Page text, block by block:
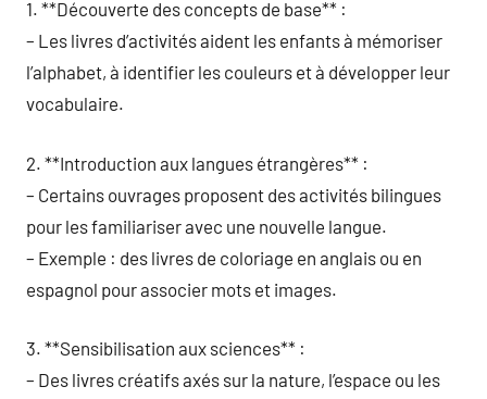
1. **Découverte des concepts de base** :
– Les livres d’activités aident les enfants à mémoriser
l’alphabet, à identifier les couleurs et à développer leur
vocabulaire.
2. **Introduction aux langues étrangères** :
– Certains ouvrages proposent des activités bilingues
pour les familiariser avec une nouvelle langue.
– Exemple : des livres de coloriage en anglais ou en
espagnol pour associer mots et images.
3. **Sensibilisation aux sciences** :
– Des livres créatifs axés sur la nature, l’espace ou les